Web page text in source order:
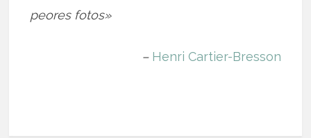
peores fotos»
– Henri Cartier-Bresson